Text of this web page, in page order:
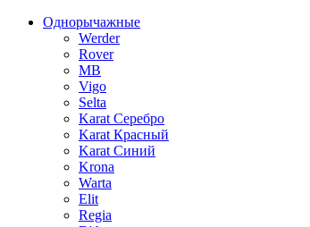
Однорычажные
Werder
Rover
MB
Vigo
Selta
Karat Серебро
Karat Красный
Karat Синий
Krona
Warta
Elit
Regia